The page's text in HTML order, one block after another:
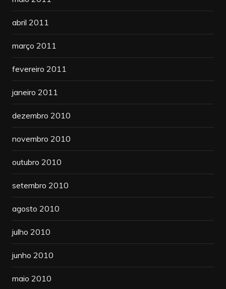
abril 2011
março 2011
fevereiro 2011
janeiro 2011
dezembro 2010
novembro 2010
outubro 2010
setembro 2010
agosto 2010
julho 2010
junho 2010
maio 2010